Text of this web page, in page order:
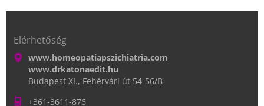
Elérhetőség
www.homeopatiapszichiatria.com
www.drkatonaedit.hu
Budapest XI., Fehérvári út 54-56/B
+361-3611-876